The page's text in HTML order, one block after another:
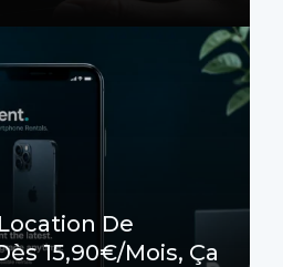
De
15,90€/mois, Ça